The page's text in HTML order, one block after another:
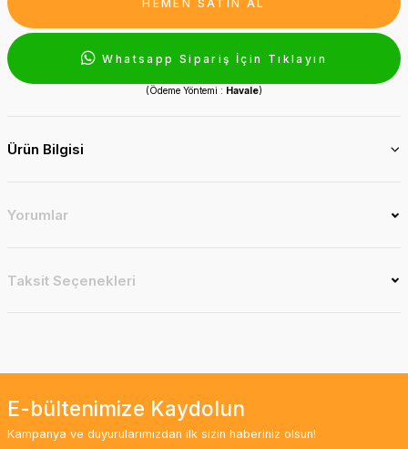
HEMEN SATIN AL
Whatsapp Sipariş İçin Tıklayın
(Ödeme Yöntemi : Havale)
Ürün Bilgisi
Yorumlar
Taksit Seçenekleri
E-bültenimize Kaydolun
Kampanya ve duyurularımızdan ilk sizin haberiniz olsun!